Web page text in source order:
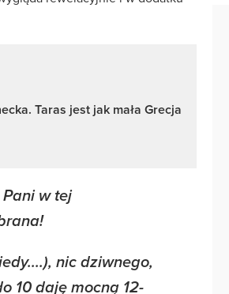
Taras jest jak mała Grecja
Pani w tej
nic dziwnego,
10 daję mocną 12-